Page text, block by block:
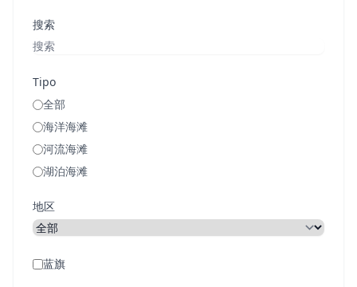
搜索
Tipo
全部
海洋海滩
河流海滩
湖泊海滩
地区
蓝旗